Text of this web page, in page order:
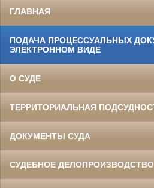
ГЛАВНАЯ
ПОДАЧА ПРОЦЕССУАЛЬНЫХ
ЭЛЕКТРОННОМ ВИДЕ
О СУДЕ
ТЕРРИТОРИАЛЬНАЯ
ДОКУМЕНТЫ СУДА
СУДЕБНОЕ ДЕЛОПРОИЗВОДСТВО